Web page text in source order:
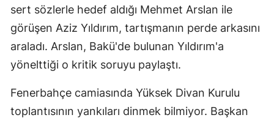
sert sözlerle hedef aldığı Mehmet Arslan ile
görüşen Aziz Yıldırım, tartışmanın perde arkasını
araladı. Arslan, Bakü'de bulunan Yıldırım'a
yönelttiği o kritik soruyu paylaştı.
Fenerbahçe camiasında Yüksek Divan Kurulu
toplantısının yankıları dinmek bilmiyor. Başkan